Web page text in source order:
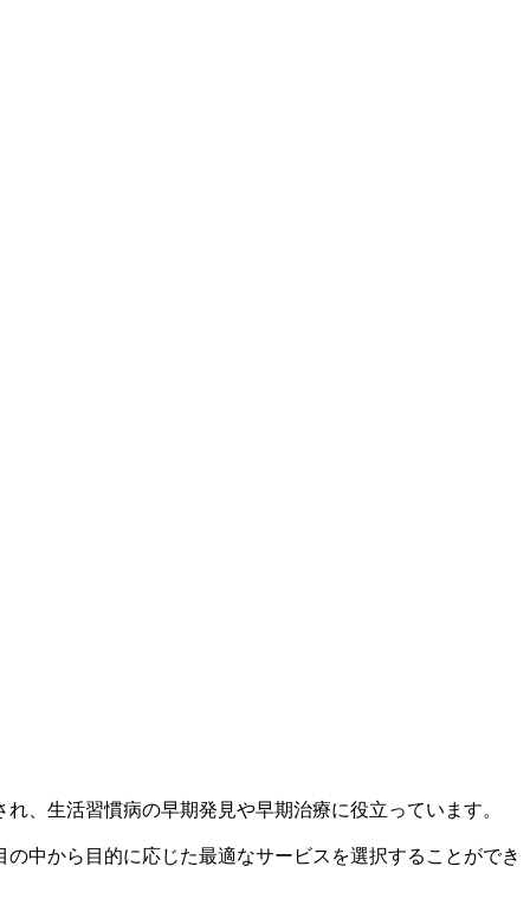
、生活習慣病の早期発見や早期治療に役立っています。
中から目的に応じた最適なサービスを選択することができ